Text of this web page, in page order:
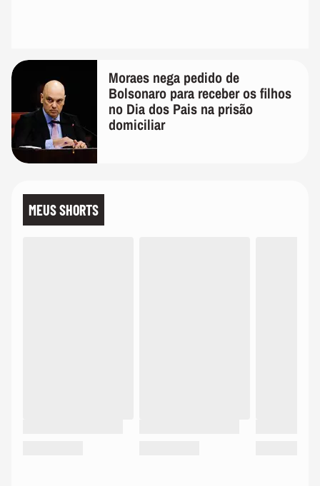
Moraes nega pedido de
Bolsonaro para receber os filhos
no Dia dos Pais na prisão
domiciliar
MEUS SHORTS